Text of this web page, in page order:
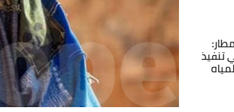
تنفيذ